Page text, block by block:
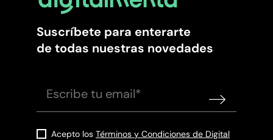
Suscríbete para enterarte
de todas nuestras novedades
Acepto los Términos y Condiciones de Digital